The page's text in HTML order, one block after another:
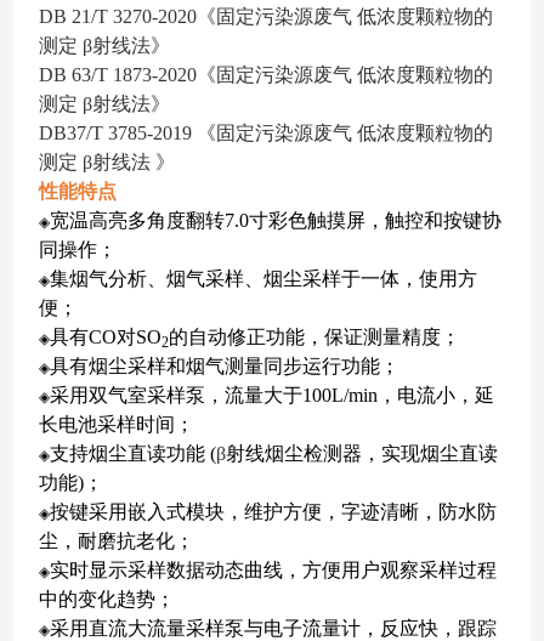
DB 21/T 3270-2020 《固定污染源废气 低浓度颗粒物的
测定 β射线法》
DB 63/T 1873-2020 《固定污染源废气 低浓度颗粒物的
测定 β射线法》
DB37/T 3785-2019
《固定污染源废气 低浓度颗粒物的
测定 β射线法 》
性能特点
◈宽温高亮多角度翻转7.0寸彩色触摸屏，触控和按键协
同操作；
◈集烟气分析、烟气采样、烟尘采样于一体，使用方
便；
◈具有CO对SO2的自动修正功能，保证测量精度；
◈具有烟尘采样和烟气测量同步运行功能；
◈采用双气室采样泵，流量大于100L/min，电流小，延
长电池采样时间；
◈支持烟尘直读功能 (β射线烟尘检测器，实现烟尘直读
功能)；
◈按键采用嵌入式模块，维护方便，字迹清晰，防水防
尘，耐磨抗老化；
◈实时显示采样数据动态曲线，方便用户观察采样过程
中的变化趋势；
◈采用直流大流量采样泵与电子流量计，反应快，跟踪